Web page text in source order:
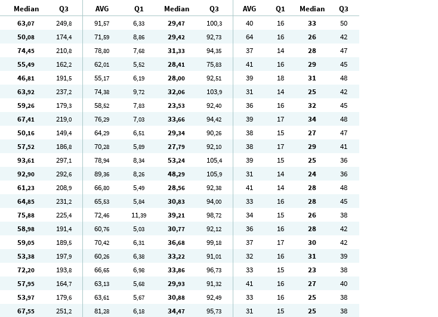
Median Q3 AVG Q1 Median Q3 AVG Q1 Median
Q3
63,07 249,8 91,57 6,33 29,47 100,3 40 16 33
50
50,08 174,4 71,59 8,86 29,42 92,73 64 16 26
42
74,45 210,8 78,80 7,68 31,33 94,35 37 14 28
47
55,49 162,2 62,01 5,52 28,41 75,83 41 16 29
45
46,81 191,5 55,17 6,19 28,00 92,51 39 18 31
48
63,92 237,2 74,38 9,72 32,06 103,9 31 14 25
42
59,26 179,3 58,52 7,83 23,53 92,40 36 16 32
45
67,41 219,0 76,29 7,03 33,66 94,42 39 17 34
48
50,16 149,4 64,29 6,51 29,34 90,26 38 15 27
47
57,52 186,8 70,28 5,89 27,79 92,10 38 17 29
41
93,61 297,1 78,94 8,34 53,24 105,4 39 15 25
36
92,90 292,6 89,36 8,26 48,29 105,9 31 14 24
36
61,23 208,9 66,80 5,49 28,56 92,38 41 14 28
48
64,85 231,2 65,53 5,84 30,83 94,00 33 16 28
45
75,88 225,4 72,46 11,39 39,21 98,72 34 15 26
38
58,98 191,4 60,76 5,03 30,77 92,12 36 16 28
42
59,05 189,5 70,42 6,31 36,68 99,18 37 17 30
42
53,38 197,9 60,26 6,38 33,22 91,01 32 16 31
39
72,20 193,8 66,65 6,98 33,86 96,73 33 15 23
38
57,95 164,7 63,13 5,68 29,93 91,32 41 16 27
40
53,97 179,6 63,61 5,67 30,88 92,49 33 16 25
38
67,55 251,2 81,28 6,18 34,47 95,73 31 15 25
38